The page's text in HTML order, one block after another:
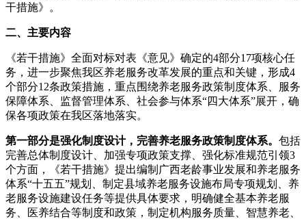
干措施》。
二、主要内容
《若干措施》全面对标对表《意见》确定的4部分17项核心任
务，进一步聚焦我区养老服务改革发展的重点和关键，形成4
个部分12条政策措施，重点围绕养老服务政策制度体系、服务
保障体系、监督管理体系、社会参与体系“四大体系”展开，确
保各项政策在我区落地落实。
第一部分是强化制度设计，完善养老服务政策制度体系。 包括
完善总体制度设计、加强专项政策支撑、强化标准规范引领3
个方面，《若干措施》提出编制广西老龄事业发展和养老服务
体系“十五五”规划、制定县域养老服务设施布局专项规划、养
老服务设施建设任务等提供具体要求，明确健全基本养老服
务、医养结合等制度和政策，制定机构服务质量、智慧养老、